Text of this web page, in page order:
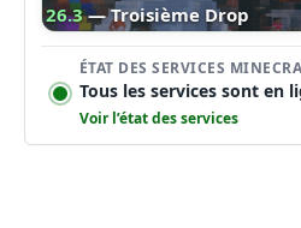
26.3 — Troisième Drop
ÉTAT DES SERVICES
Tous les services sont en
Voir l’état des services